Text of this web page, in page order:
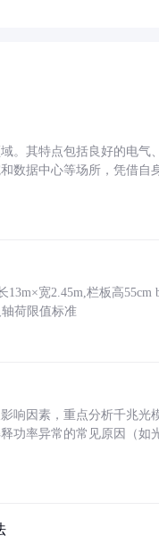
。其特点包括良好的电气
数据中心等场所，凭借自
宽2.45m,栏板高
荷限值标准
响因素，重点分析千兆光
功率异常的常见原因（